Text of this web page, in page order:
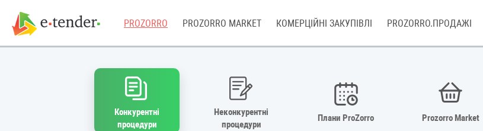
PROZORRO PROZORRO MARKET КОМЕРЦІЙНІ ЗАКУПІВЛІ PROZORRO.ПРОДАЖІ
Конкурентні
процедури
Неконкурентні
процедури
Плани ProZorro Prozorro Market